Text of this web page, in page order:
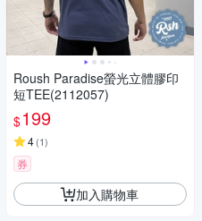
Roush Paradise螢光立體膠印
短TEE(2112057)
$199
4(1)
券
加入購物車